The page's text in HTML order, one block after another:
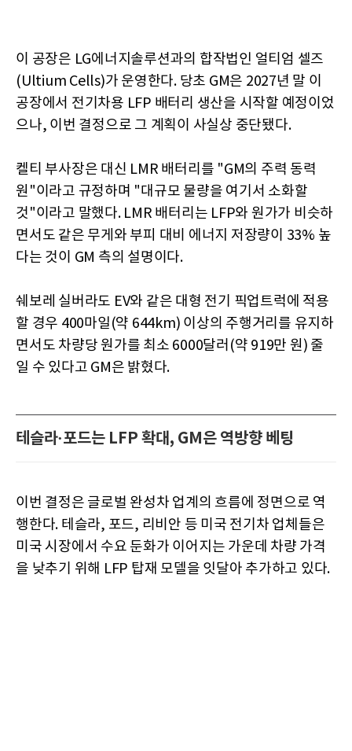
이 공장은 LG에너지솔루션과의 합작법인 얼티엄 셀즈
(Ultium Cells)가 운영한다. 당초 GM은 2027년 말 이
공장에서 전기차용 LFP 배터리 생산을 시작할 예정이었
으나, 이번 결정으로 그 계획이 사실상 중단됐다.
켈티 부사장은 대신 LMR 배터리를 "GM의 주력 동력
원"이라고 규정하며 "대규모 물량을 여기서 소화할
것"이라고 말했다. LMR 배터리는 LFP와 원가가 비슷하
면서도 같은 무게와 부피 대비 에너지 저장량이 33% 높
다는 것이 GM 측의 설명이다.
쉐보레 실버라도 EV와 같은 대형 전기 픽업트럭에 적용
할 경우 400마일(약 644km) 이상의 주행거리를 유지하
면서도 차량당 원가를 최소 6000달러(약 919만 원) 줄
일 수 있다고 GM은 밝혔다.
테슬라·포드는 LFP 확대, GM은 역방향 베팅
이번 결정은 글로벌 완성차 업계의 흐름에 정면으로 역
행한다. 테슬라, 포드, 리비안 등 미국 전기차 업체들은
미국 시장에서 수요 둔화가 이어지는 가운데 차량 가격
을 낮추기 위해 LFP 탑재 모델을 잇달아 추가하고 있다.